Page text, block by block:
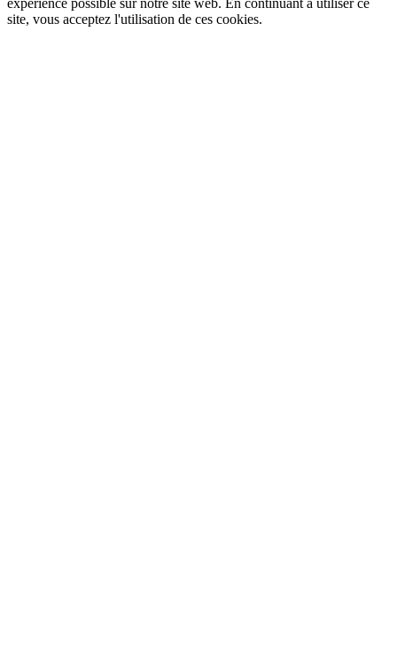
site, vous acceptez l'utilisation de ces cookies.